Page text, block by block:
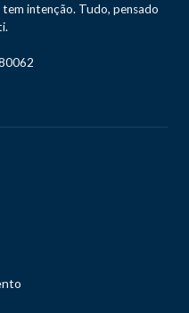
intenção. Tudo, pensado